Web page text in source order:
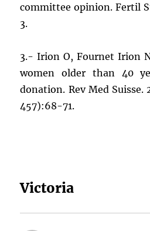
committee opinion. Fertil
3.
3.- Irion O, Fournet Irion
women older than 40
donation. Rev Med Suisse.
457):68-71.
Victoria